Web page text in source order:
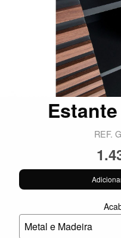
REF.
Metal e Madeira